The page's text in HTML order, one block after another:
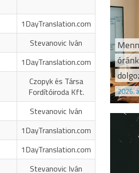
1DayTranslation.com
Stevanovic Iván
1DayTranslation.com
Czopyk és Társa
Fordítóiroda Kft.
Stevanovic Iván
1DayTranslation.com
1DayTranslation.com
Stevanovic Iván
2026.